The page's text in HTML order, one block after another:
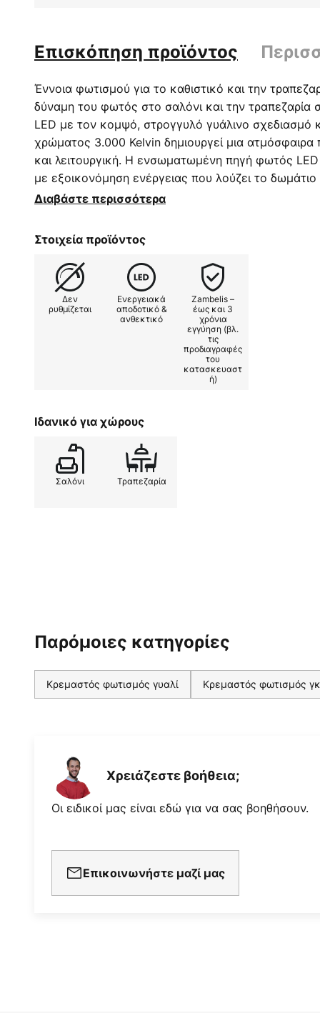
Επισκόπηση προϊόντος
Έννοια φωτισμού για το καθιστικό και την
δύναμη του φωτός στο σαλόνι και την τραπεζαρία
LED με τον κομψό, στρογγυλό γυάλινο σχεδιασμό
χρώματος 3.000 Kelvin δημιουργεί μια ατμόσφαιρα
και λειτουργική. Η ενσωματωμένη πηγή φωτός
με εξοικονόμηση ενέργειας που λούζει το
παράλληλα μεγιστοποιεί την ενεργειακή απόδοση.
περιβάλλον που ευνοεί τόσο τη χαλάρωση όσο και
Διαβάστε περισσότερα
Στοιχεία προϊόντος
Δεν
ρυθμίζεται
Ενεργειακά
αποδοτικό &
ανθεκτικό
Zambelis –
έως και 3
χρόνια
εγγύηση (βλ.
τις
προδιαγραφές
του
κατασκευαστ
ή)
Ιδανικό για χώρους
Σαλόνι Τραπεζαρία
Παρόμοιες κατηγορίες
Κρεμαστός φωτισμός γυαλί Κρεμαστός φωτισμός
Χρειάζεστε βοήθεια;
Οι ειδικοί μας είναι εδώ για να σας βοηθήσουν.
Επικοινωνήστε μαζί μας